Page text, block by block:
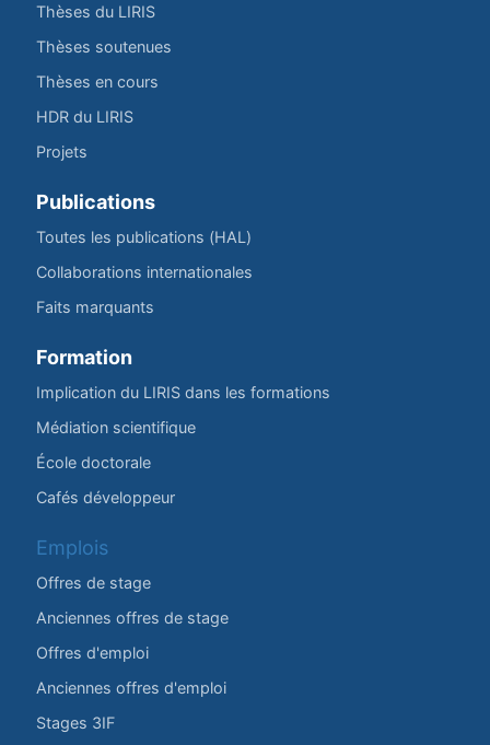
Thèses du LIRIS
Thèses soutenues
Thèses en cours
HDR du LIRIS
Projets
Publications
Toutes les publications (HAL)
Collaborations internationales
Faits marquants
Formation
Implication du LIRIS dans les formations
Médiation scientifique
École doctorale
Cafés développeur
Emplois
Offres de stage
Anciennes offres de stage
Offres d'emploi
Anciennes offres d'emploi
Stages 3IF